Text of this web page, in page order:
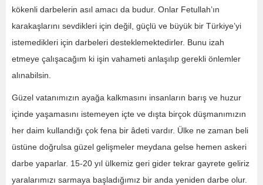
kökenli darbelerin asıl amacı da budur. Onlar Fetullah’ın
karakaşlarını sevdikleri için değil, güçlü ve büyük bir Türkiye’yi
istemedikleri için darbeleri desteklemektedirler. Bunu izah
etmeye çalışacağım ki işin vahameti anlaşılıp gerekli önlemler
alınabilsin.
Güzel vatanımızın ayağa kalkmasını insanların barış ve huzur
içinde yaşamasını istemeyen içte ve dışta birçok düşmanımızın
her daim kullandığı çok fena bir âdeti vardır. Ülke ne zaman beli
üstüne doğrulsa güzel gelişmeler meydana gelse hemen askeri
darbe yaparlar. 15-20 yıl ülkemiz geri gider tekrar gayrete geliriz
yaralarımızı sarmaya başladığımız bir anda yeniden darbe olur.